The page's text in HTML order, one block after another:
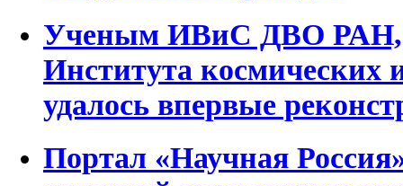
Ученым ИВиС ДВО
Института космических
удалось впервые
Портал «Научная